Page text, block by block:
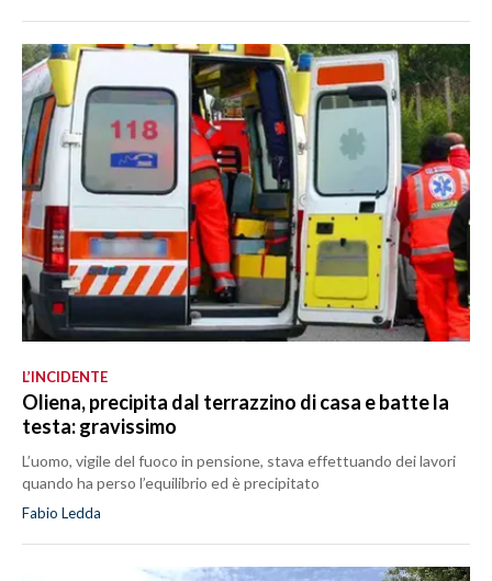
L’INCIDENTE
Oliena, precipita dal terrazzino di casa e batte la
testa: gravissimo
L’uomo, vigile del fuoco in pensione, stava effettuando dei lavori
quando ha perso l’equilibrio ed è precipitato
Fabio Ledda